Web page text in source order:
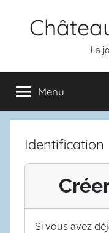
La
Menu
Identification
Si vous avez